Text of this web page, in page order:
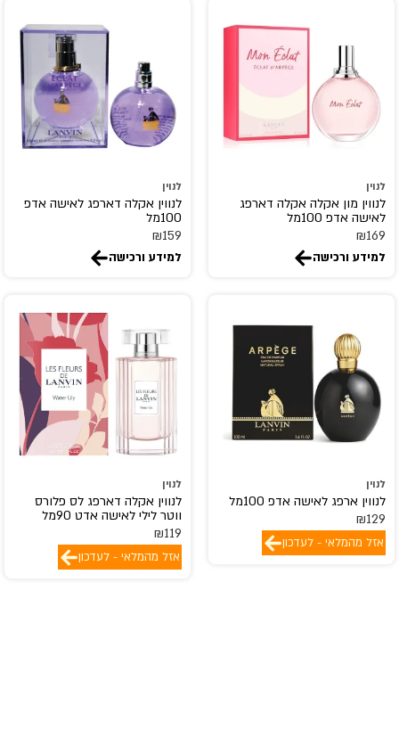
לנוין
לנווין מון אקלה אקלה דארפג
לאישה אדפ 100מל
₪169
למידע ורכישה
לנוין
לנווין אקלה דארפג לאישה אדפ
100מל
₪159
למידע ורכישה
לנוין
לנווין ארפג לאישה אדפ 100מל
₪129
אזל מהמלאי - לעדכון
לנוין
לנווין אקלה דארפג לס פלורס
ווטר לילי לאישה אדט 90מל
₪119
אזל מהמלאי - לעדכון